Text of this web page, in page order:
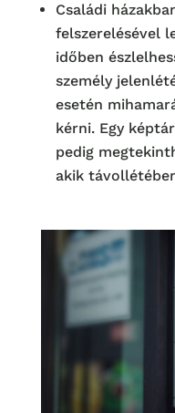
Családi
felszerelésével
időben
személy
esetén
kérni. Egy
pedig
akik